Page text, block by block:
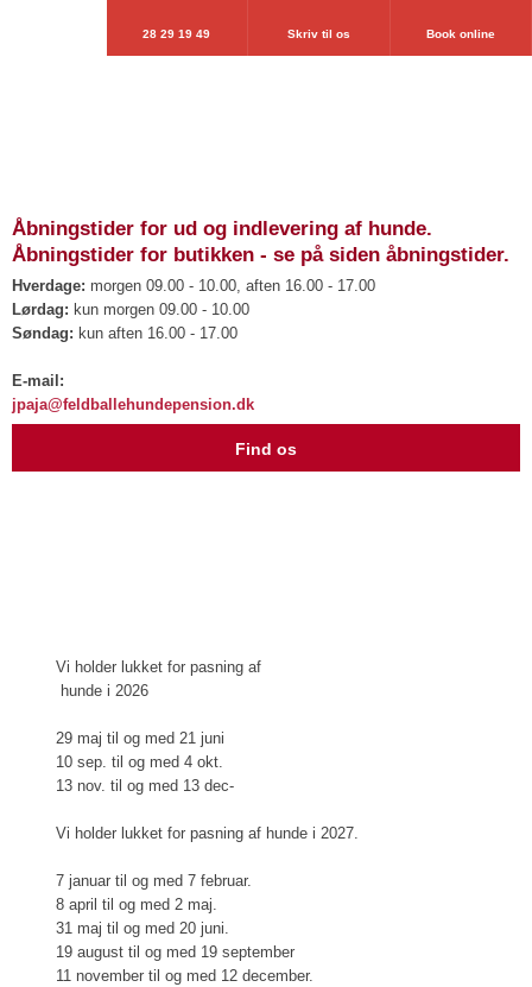
Åbningstider for ud og indlevering af hunde.
Åbningstider for butikken - se på siden åbningstider.
Hverdage: morgen 09.00 - 10.00, aften 16.00 - 17.00
Lørdag: kun morgen 09.00 - 10.00
Søndag: kun aften 16.00 - 17.00
​E-mail:
jpaja@feldballehundepension.dk
​Find os
​​Vi holder lukket for pasning af
hunde i 2026
29 maj til og med 21 juni
10 sep. til og med 4 okt.
13 nov. til og med 13 dec-
Vi holder lukket for pasning af hunde i 2027.
7 januar til og med 7 februar.
8 april til og med 2 maj.
31 maj til og med 20 juni.
19 august til og med 19 september
11 november til og med 12 december.
28 29 19 49 Skriv til os Book online